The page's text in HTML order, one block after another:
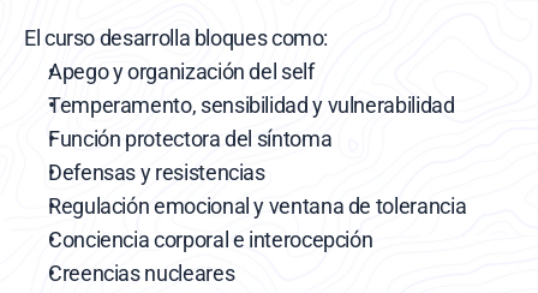
El curso desarrolla bloques como:
Apego y organización del self
Temperamento, sensibilidad y vulnerabilidad
Función protectora del síntoma
Defensas y resistencias
Regulación emocional y ventana de tolerancia
Conciencia corporal e interocepción
Creencias nucleares